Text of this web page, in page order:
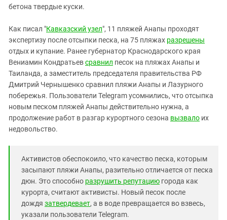
Чечня
Южная Осетия
Южный Кавказ
бетона твердые куски.
Как писал "Кавказский узел", 11 пляжей Анапы проходят
экспертизу после отсыпки песка, на 75 пляжах разрешены
отдых и купание. Ранее губернатор Краснодарского края
Вениамин Кондратьевсравнил песок на пляжах Анапы и
Таиланда, а заместитель председателя правительства РФ
Дмитрий Чернышенко сравнил пляжи Анапы и Лазурного
побережья. Пользователи Telegram усомнились, что отсыпка
новым песком пляжей Анапы действительно нужна, а
продолжение работ в разгар курортного сезона вызвало их
недовольство.
Активистов обеспокоило, что качество песка, которым
засыпают пляжи Анапы, разительно отличается от песка
дюн. Это способно разрушить репутацию города как
курорта, считают активисты. Новый песок после
дождя затвердевает, а в воде превращается во взвесь,
указали пользователи Telegram.